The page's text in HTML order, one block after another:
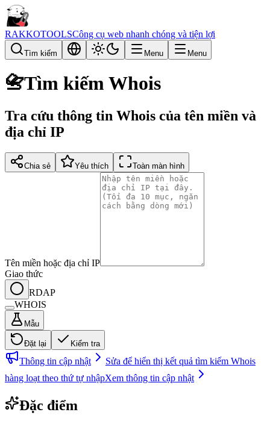
RAKKOTOOLSCông cụ web nhanh chóng và tiện lợi
Tìm kiếm Menu Menu
📇Tìm kiếm Whois
Tra cứu thông tin Whois của tên miền và
địa chỉ IP
Chia sẻ Yêu thích Toàn màn hình
Tên miền hoặc địa chỉ IP
Giao thức
RDAP
WHOIS
Mẫu
Đặt lại Kiểm tra
Thông tin cập nhật
Sửa để hiển thị kết quả tìm kiếm Whois
hàng loạt theo thứ tự nhậpXem thông tin cập nhật
Đặc điểm